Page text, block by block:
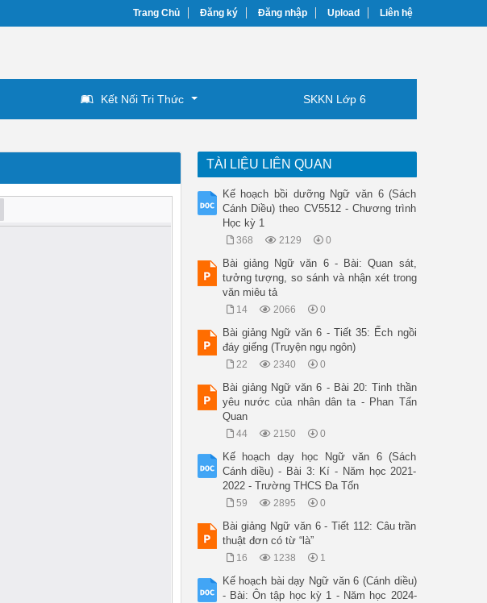
Trang Chủ Đăng ký Đăng nhập Upload Liên hệ
Kết Nối Tri Thức SKKN Lớp 6
TÀI LIỆU LIÊN QUAN
Kế hoạch bồi dưỡng Ngữ văn 6 (Sách
Cánh Diều) theo CV5512 - Chương trình
Học kỳ 1
368 2129 0
Bài giảng Ngữ văn 6 - Bài: Quan sát,
tưởng tượng, so sánh và nhận xét trong
văn miêu tả
14 2066 0
Bài giảng Ngữ văn 6 - Tiết 35: Ếch ngồi
đáy giếng (Truyện ngụ ngôn)
22 2340 0
Bài giảng Ngữ văn 6 - Bài 20: Tinh thần
yêu nước của nhân dân ta - Phan Tấn
Quan
44 2150 0
Kế hoạch dạy học Ngữ văn 6 (Sách
Cánh diều) - Bài 3: Kí - Năm học 2021-
2022 - Trường THCS Đa Tốn
59 2895 0
Bài giảng Ngữ văn 6 - Tiết 112: Câu trần
thuật đơn có từ “là”
16 1238 1
Kế hoạch bài dạy Ngữ văn 6 (Cánh diều)
- Bài: Ôn tập học kỳ 1 - Năm học 2024-